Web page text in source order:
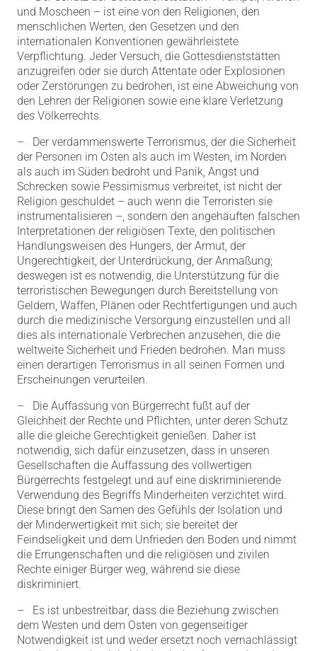
und Moscheen – ist eine von den Religionen, den
menschlichen Werten, den Gesetzen und den
internationalen Konventionen gewährleistete
Verpflichtung. Jeder Versuch, die Gottesdienststätten
anzugreifen oder sie durch Attentate oder Explosionen
oder Zerstörungen zu bedrohen, ist eine Abweichung von
den Lehren der Religionen sowie eine klare Verletzung
des Völkerrechts.
– Der verdammenswerte Terrorismus, der die Sicherheit
der Personen im Osten als auch im Westen, im Norden
als auch im Süden bedroht und Panik, Angst und
Schrecken sowie Pessimismus verbreitet, ist nicht der
Religion geschuldet – auch wenn die Terroristen sie
instrumentalisieren –, sondern den angehäuften falschen
Interpretationen der religiösen Texte, den politischen
Handlungsweisen des Hungers, der Armut, der
Ungerechtigkeit, der Unterdrückung, der Anmaßung;
deswegen ist es notwendig, die Unterstützung für die
terroristischen Bewegungen durch Bereitstellung von
Geldern, Waffen, Plänen oder Rechtfertigungen und auch
durch die medizinische Versorgung einzustellen und all
dies als internationale Verbrechen anzusehen, die die
weltweite Sicherheit und Frieden bedrohen. Man muss
einen derartigen Terrorismus in all seinen Formen und
Erscheinungen verurteilen.
– Die Auffassung von Bürgerrecht fußt auf der
Gleichheit der Rechte und Pflichten, unter deren Schutz
alle die gleiche Gerechtigkeit genießen. Daher ist
notwendig, sich dafür einzusetzen, dass in unseren
Gesellschaften die Auffassung des vollwertigen
Bürgerrechts festgelegt und auf eine diskriminierende
Verwendung des Begriffs Minderheiten verzichtet wird.
Diese bringt den Samen des Gefühls der Isolation und
der Minderwertigkeit mit sich; sie bereitet der
Feindseligkeit und dem Unfrieden den Boden und nimmt
die Errungenschaften und die religiösen und zivilen
Rechte einiger Bürger weg, während sie diese
diskriminiert.
– Es ist unbestreitbar, dass die Beziehung zwischen
dem Westen und dem Osten von gegenseitiger
Notwendigkeit ist und weder ersetzt noch vernachlässigt